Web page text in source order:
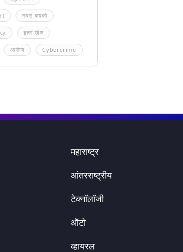
नवरा बायको
इतर खेळ
आरोग्य Cybercrime
महाराष्ट्र
आंतरराष्ट्रीय
टेक्नॉलॉजी
ऑटो
व्हायरल